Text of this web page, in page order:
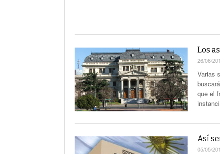
Los
26/06/
Varias
que el
Así
05/05/